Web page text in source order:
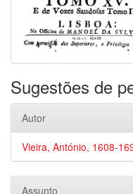
Sugestões de
Autor
Vieira, António, 1608-
Assunto